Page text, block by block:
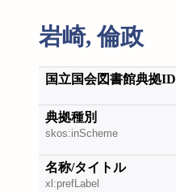
岩崎, 倫政
国立国会図書館典拠ID
典拠種別
skos:inScheme
名称/タイトル
xl:prefLabel